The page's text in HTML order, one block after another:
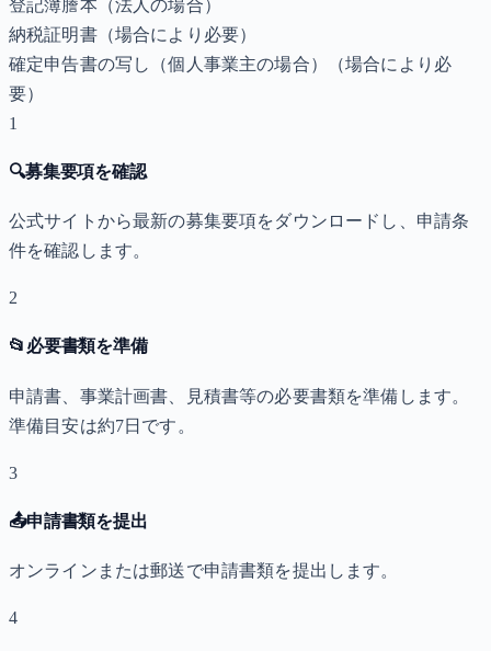
登記簿謄本（法人の場合）
納税証明書（場合により必要）
確定申告書の写し（個人事業主の場合）
（場合により必
要）
1
🔍募集要項を確認
公式サイトから最新の募集要項をダウンロードし、申請条
件を確認します。
2
📂 必要書類を準備
申請書、事業計画書、見積書等の必要書類を準備します。
準備目安は約7日です。
3
📤申請書類を提出
オンラインまたは郵送で申請書類を提出します。
4